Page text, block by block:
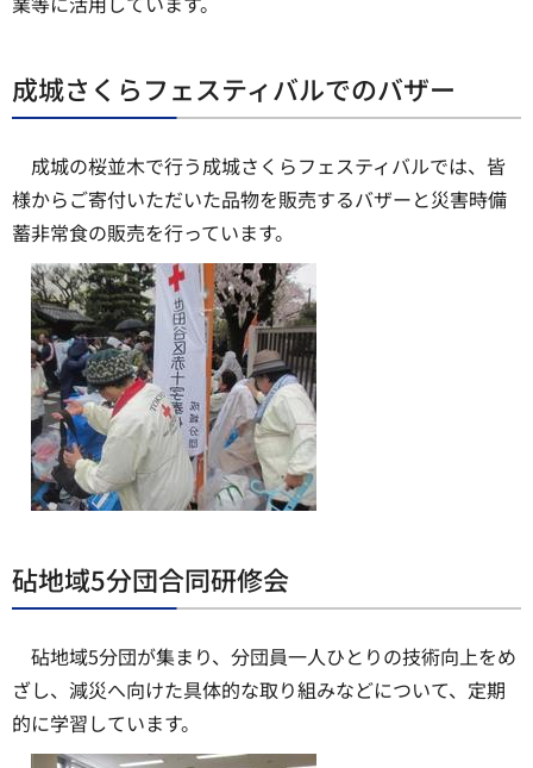
成城さくらフェスティバルでのバザー
成城の桜並木で行う成城さくらフェスティバルでは、皆
様からご寄付いただいた品物を販売するバザーと災害時備
蓄非常食の販売を行っています。
砧地域5分団合同研修会
砧地域5分団が集まり、分団員一人ひとりの技術向上をめ
ざし、減災へ向けた具体的な取り組みなどについて、定期
的に学習しています。